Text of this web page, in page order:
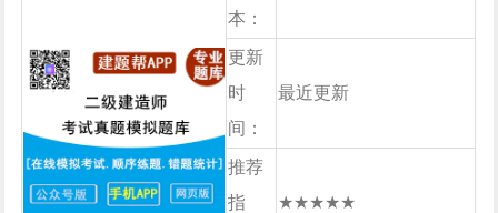
本：
更新
时
间：
最近更新
推荐
指
★★★★★